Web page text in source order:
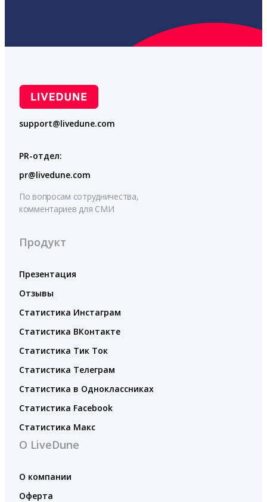
support@livedune.com
PR-отдел:
pr@livedune.com
По вопросам сотрудничества,
комментариев для СМИ
Продукт
Презентация
Отзывы
Статистика Инстаграм
Статистика ВКонтакте
Статистика Тик Ток
Статистика Телеграм
Статистика в Одноклассниках
Статистика Facebook
Статистика Макс
О LiveDune
О компании
Оферта